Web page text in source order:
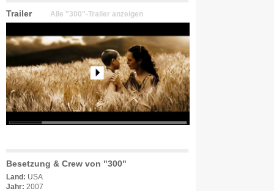
Trailer Alle "300"-Trailer anzeigen
Besetzung & Crew von "300"
Land: USA
Jahr: 2007